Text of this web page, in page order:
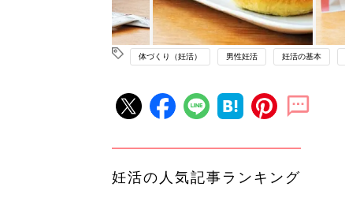
体づくり（妊活） 男性妊活 妊活の基本
妊活の人気記事ランキング